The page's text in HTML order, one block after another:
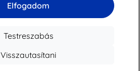
Elfogadom
Testreszabás
Visszautasítani